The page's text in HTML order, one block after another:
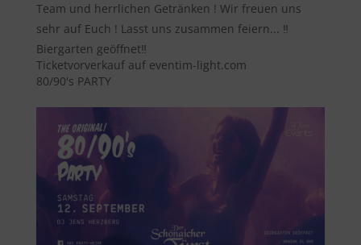
Team und herrlichen Getränken ! Wir freuen uns
sehr auf Euch ! Lasst uns zusammen feiern... ‼️
Biergarten geöffnet‼️
Ticketvorverkauf auf eventim-light.com
80/90's PARTY